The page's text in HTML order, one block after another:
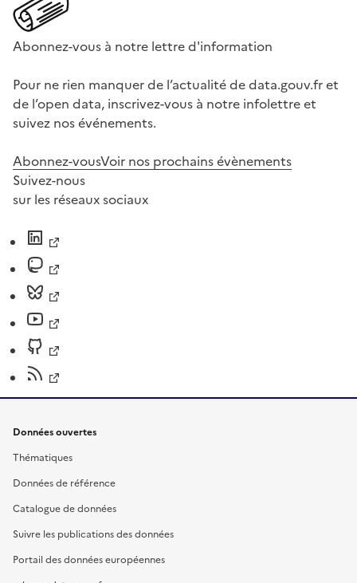
Abonnez-vous à notre lettre d'information
Pour ne rien manquer de l’actualité de data.gouv.fr et
de l’open data, inscrivez-vous à notre infolettre et
suivez nos événements.
Abonnez-vousVoir nos prochains évènements
Suivez-nous
sur les réseaux sociaux
Données ouvertes
Thématiques
Données de référence
Catalogue de données
Suivre les publications des données
Portail des données européennes